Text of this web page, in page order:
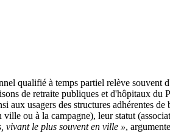
qualifié à temps partiel relève
de retraite publiques et d'hôpitaux
aux usagers des structures
ou à la campagne), leur statut
vivant le plus souvent en ville »,